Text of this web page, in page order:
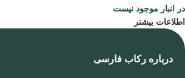
در انبار موجود نیست
اطلاعات بیشتر
درباره رکاب فارسی